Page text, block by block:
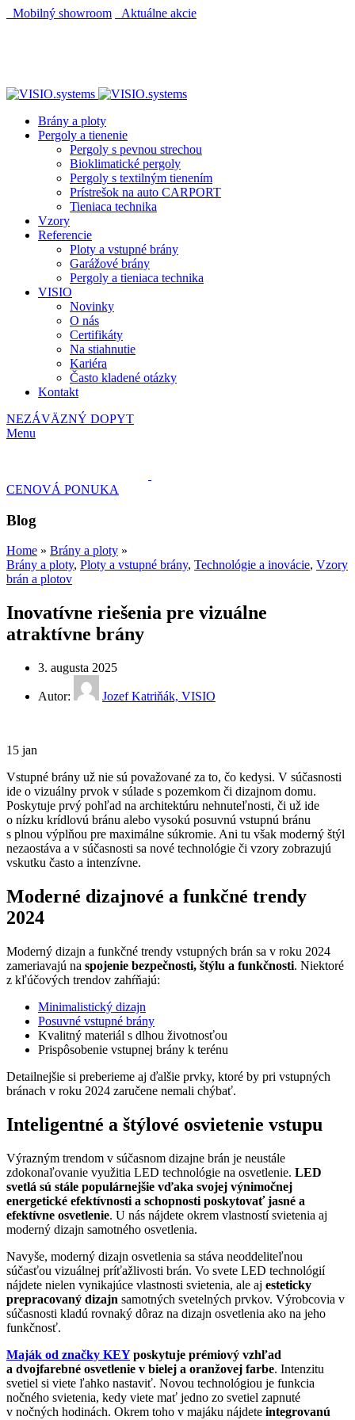
Mobilný showroom
Aktuálne akcie
Brány a ploty
Pergoly a tienenie
Pergoly s pevnou strechou
Bioklimatické pergoly
Pergoly s textilným tienením
Prístrešok na auto CARPORT
Tieniaca technika
Vzory
Referencie
Ploty a vstupné brány
Garážové brány
Pergoly a tieniaca technika
VISIO
Novinky
O nás
Certifikáty
Na stiahnutie
Kariéra
Často kladené otázky
Kontakt
NEZÁVÄZNÝ DOPYT
Menu
CENOVÁ PONUKA
Blog
Home » Brány a ploty »
Brány a ploty, Ploty a vstupné brány, Technológie a inovácie, Vzory
brán a plotov
Inovatívne riešenia pre vizuálne
atraktívne brány
3. augusta 2025
Autor: Jozef Katriňák, VISIO
15 jan
Vstupné brány už nie sú považované za to, čo kedysi. V súčasnosti
ide o vizuálny prvok v súlade s pozemkom či dizajnom domu.
Poskytuje prvý pohľad na architektúru nehnuteľnosti, či už ide
o nízku krídlovú bránu alebo vysokú posuvnú vstupnú bránu
s plnou výplňou pre maximálne súkromie. Ani tu však moderný štýl
nezaostáva a v súčasnosti sa nové technológie či vzory zobrazujú
vskutku často a intenzívne.
Moderné dizajnové a funkčné trendy
2024
Moderný dizajn a funkčné trendy vstupných brán sa v roku 2024
zameriavajú na spojenie bezpečnosti, štýlu a funkčnosti. Niektoré
z kľúčových trendov zahŕňajú:
Minimalistický dizajn
Posuvné vstupné brány
Kvalitný materiál s dlhou životnosťou
Prispôsobenie vstupnej brány k terénu
Detailnejšie si preberieme aj ďalšie prvky, ktoré by pri vstupných
bránach v roku 2024 zaručene nemali chýbať.
Inteligentné a štýlové osvietenie vstupu
Výrazným trendom v súčasnom dizajne brán je neustále
zdokonaľovanie využitia LED technológie na osvetlenie. LED
svetlá sú stále populárnejšie vďaka svojej výnimočnej
energetické efektívnosti a schopnosti poskytovať jasné a
efektívne osvetlenie. U nás nájdete okrem vlastností svietenia aj
moderný dizajn samotného osvetlenia.
Navyše, moderný dizajn osvetlenia sa stáva neoddeliteľnou
súčasťou vizuálnej príťažlivosti brán. Vo svete LED technológií
nájdete nielen vynikajúce vlastnosti svietenia, ale aj esteticky
prepracovaný dizajn samotných svetelných prvkov. Výrobcovia v
súčasnosti kladú rovnaký dôraz na dizajn osvetlenia ako na jeho
funkčnosť.
Maják od značky KEYposkytuje prémiový vzhľad
a dvojfarebné osvetlenie v bielej a oranžovej farbe. Intenzitu
svetiel si viete ľahko nastaviť. Novou technológiou je funkcia
nočného svietenia, kedy viete mať jedno zo svetiel zapnuté
v nočných hodinách. Okrem toho v majáku nájdete integrovanú